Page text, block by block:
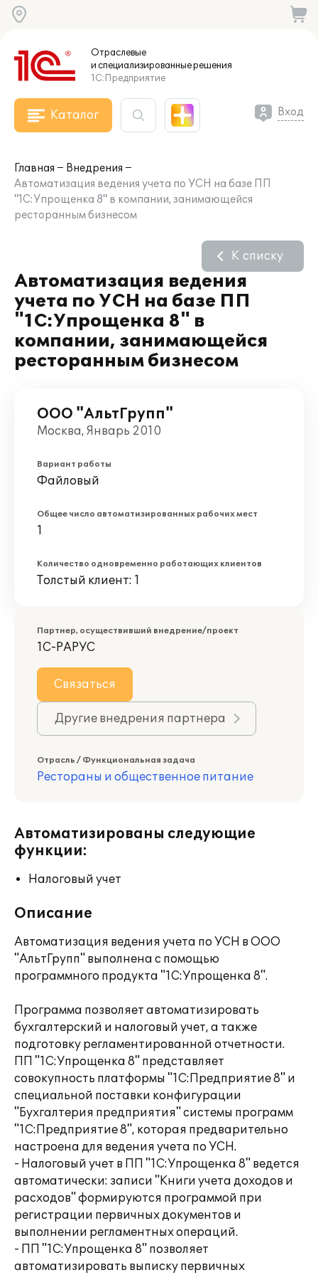
Отраслевые
и специализированныерешения
1С:Предприятие
Каталог Вход
Главная
Внедрения
Автоматизация ведения учета по УСН на базе ПП
"1С:Упрощенка 8" в компании, занимающейся
ресторанным бизнесом
Автоматизация ведения
учета по УСН на базе ПП
"1С:Упрощенка 8" в
компании, занимающейся
ресторанным бизнесом
К списку
ООО "АльтГрупп"
Москва, Январь 2010
Вариант работы
Файловый
Общее число автоматизированных рабочих мест
1
Количество одновременно работающих клиентов
Толстый клиент: 1
Партнер, осуществивший внедрение/проект
1С-РАРУС
Связаться
Другие внедрения партнера
Отрасль / Функциональная задача
Рестораны и общественное питание
Автоматизированы следующие
функции:
Налоговый учет
Описание
Автоматизация ведения учета по УСН в ООО
"АльтГрупп" выполнена с помощью
программного продукта "1С:Упрощенка 8".
Программа позволяет автоматизировать
бухгалтерский и налоговый учет, а также
подготовку регламентированной отчетности.
ПП "1С:Упрощенка 8" представляет
совокупность платформы "1С:Предприятие 8" и
специальной поставки конфигурации
"Бухгалтерия предприятия" системы программ
"1С:Предприятие 8", которая предварительно
настроена для ведения учета по УСН.
- Налоговый учет в ПП "1С:Упрощенка 8" ведется
автоматически: записи "Книги учета доходов и
расходов" формируются программой при
регистрации первичных документов и
выполнении регламентных операций.
- ПП "1С:Упрощенка 8" позволяет
автоматизировать выписку первичных